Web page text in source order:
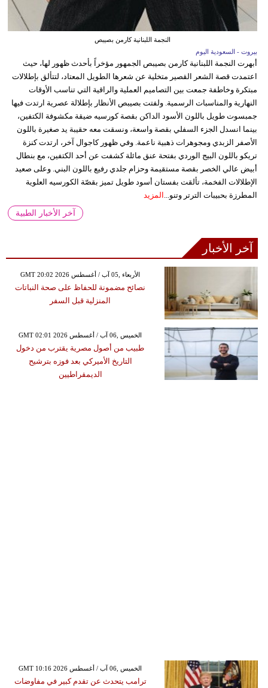
النجمة اللبنانية كارمن بصيبص
بيروت - السعودية اليوم
أبهرت النجمة اللبنانية كارمن بصيبص الجمهور مؤخراً بأحدث ظهور لها، حيث
اعتمدت قصة الشعر القصير متخلية عن شعرها الطويل المعتاد، لتتألق بإطلالات
مبتكرة وخاطفة جمعت بين التصاميم العملية والراقية التي تناسب الأوقات
النهارية والمناسبات الرسمية. ولفتت بصيبص الأنظار بإطلالة عصرية ارتدت فيها
جمبسوت طويل باللون الأسود الداكن بقصة كورسيه ضيقة مكشوفة الكتفين،
بينما انسدل الجزء السفلي بقصة واسعة، ونسقت معه حقيبة يد صغيرة باللون
الأصفر الزبدي ومجوهرات ذهبية ناعمة. وفي ظهور كاجوال آخر، ارتدت كنزة
تريكو باللون البيج الوردي بفتحة عنق مائلة كشفت عن أحد الكتفين، مع بنطال
أبيض عالي الخصر بقصة مستقيمة وحزام جلدي رفيع باللون البني. وعلى صعيد
الإطلالات الفخمة، تألقت بفستان أسود طويل تميز بقصّة الكورسيه العلوية
المطرزة بحبيبات الترتر وتنو...
المزيد
آخر الأخبار الطبية
آخر الأخبار
GMT 20:02 2026 الأربعاء ,05 آب / أغسطس
نصائح مضمونة للحفاظ على صحة النباتات
المنزلية قبل السفر
GMT 02:01 2026 الخميس ,06 آب / أغسطس
طبيب من أصول مصرية يقترب من دخول
التاريخ الأميركي بعد فوزه بترشيح
الديمقراطيين
GMT 10:16 2026 الخميس ,06 آب / أغسطس
ترامب يتحدث عن تقدم كبير في مفاوضات